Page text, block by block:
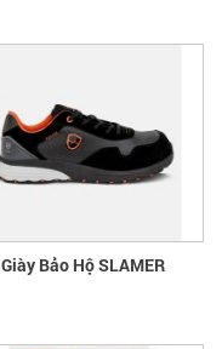
Giày Bảo Hộ SLAMER